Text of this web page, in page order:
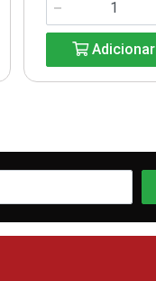
Adicionar